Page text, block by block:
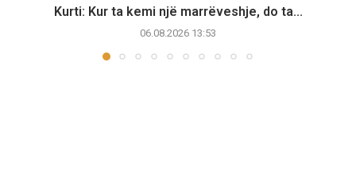
Kurti: Kur ta kemi një marrëveshje, do ta...
06.08.2026 13:53